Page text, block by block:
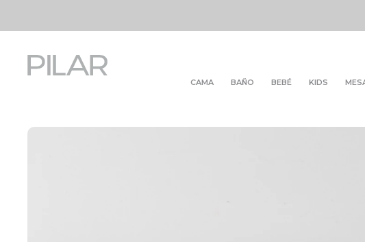
CAMA BAÑO BEBÉ KIDS